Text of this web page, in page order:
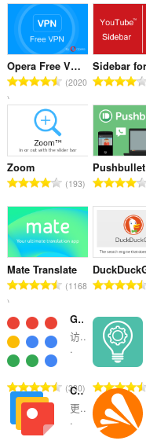
分
次
数
：Opera Free VPN
总
数
：
2020
Zoom
总
分
次
数
：
193
Pushbullet
Mate Translate
总
分
次
数
1168
G App Launcher (Shortcuts for Google™)
访..
.
总
评
分
330
Category Tabs for Google Keep™
更..
.